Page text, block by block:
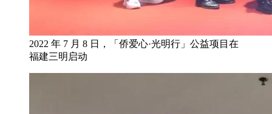
2022 年 7 月 8 日，「侨爱心·光明行」公益项目在
福建三明启动